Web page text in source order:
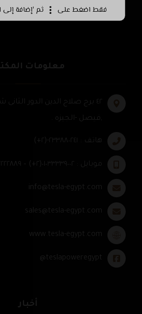
فقط اضغط على ثم 'إضافة إلى
معلومات
,فيصل -الجيزه .
هاتف : ٢٣٣٨٨٠٢٤١-(٢+)
موبايل : ٠١٠٣٣٣٣٩٠٠٢(٢+) – ٠١٠٦٢٢٢٢٨٨٩(٢+)
info@tesla-egypt.com
sales@tesla-egypt.com
www.tesla-egypt.com
teslapoweregypt@
أخبار